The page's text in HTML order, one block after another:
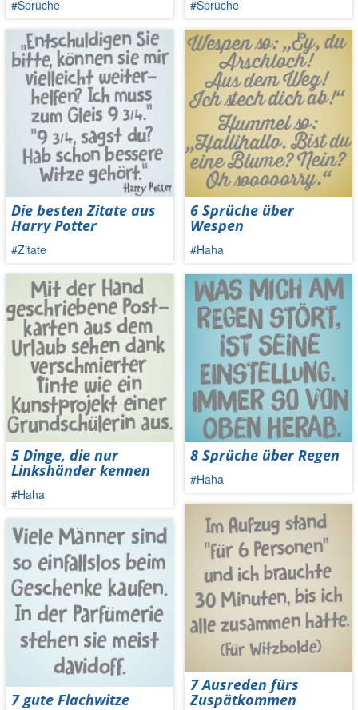
#Sprüche
Die besten Zitate aus
Harry Potter
#Zitate
5 Dinge, die nur
Linkshänder kennen
#Haha
7 gute Flachwitze
#Sprüche
6 Sprüche über
Wespen
#Haha
8 Sprüche über Regen
#Haha
7 Ausreden fürs
Zuspätkommen